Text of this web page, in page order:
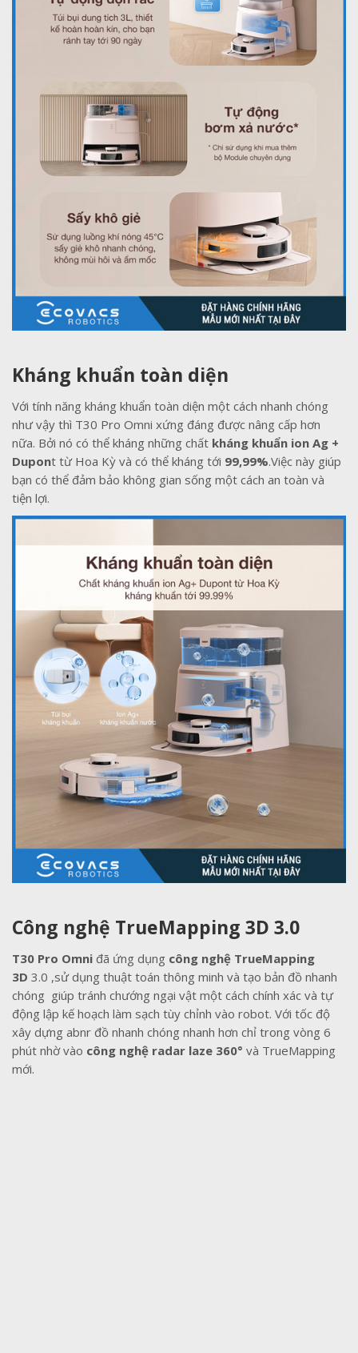
Kháng khuẩn toàn diện
Với tính năng kháng khuẩn toàn diện một cách nhanh chóng
như vậy thì T30 Pro Omni xứng đáng được nâng cấp hơn
nữa. Bởi nó có thể kháng những chất kháng khuẩn ion Ag +
Dupont từ Hoa Kỳ và có thể kháng tới 99,99%.Việc này giúp
bạn có thể đảm bảo không gian sống một cách an toàn và
tiện lợi.
Công nghệ TrueMapping 3D 3.0
T30 Pro Omni đã ứng dụng công nghệ TrueMapping
3D 3.0 ,sử dụng thuật toán thông minh và tạo bản đồ nhanh
chóng giúp tránh chướng ngại vật một cách chính xác và tự
động lập kế hoạch làm sạch tùy chỉnh vào robot. Với tốc độ
xây dựng abnr đồ nhanh chóng nhanh hơn chỉ trong vòng 6
phút nhờ vào công nghệ radar laze 360° và TrueMapping
mới.